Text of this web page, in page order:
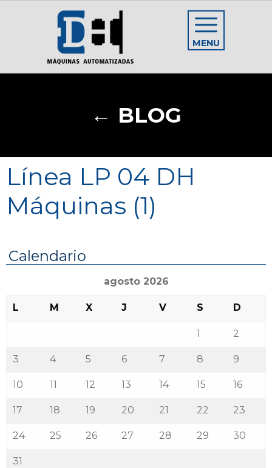
MENU
← BLOG
Línea LP 04 DH
Máquinas (1)
Calendario
agosto 2026
L M X J V S D
1 2
3 4 5 6 7 8 9
10 11 12 13 14 15 16
17 18 19 20 21 22 23
24 25 26 27 28 29 30
31